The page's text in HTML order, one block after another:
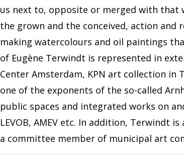
us next to, opposite or merged with that
the grown and the conceived, action and
making watercolours and oil paintings
of Eugène Terwindt is represented in
Center Amsterdam, KPN art collection in
one of the exponents of the so-called
public spaces and integrated works on
LEVOB, AMEV etc. In addition, Terwindt
a committee member of municipal art